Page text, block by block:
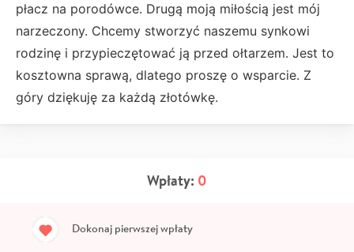
płacz na porodówce. Drugą moją miłością jest mój
narzeczony. Chcemy stworzyć naszemu synkowi
rodzinę i przypieczętować ją przed ołtarzem. Jest to
kosztowna sprawą, dlatego proszę o wsparcie. Z
góry dziękuję za każdą złotówkę.
Wpłaty: 0
Dokonaj pierwszej wpłaty